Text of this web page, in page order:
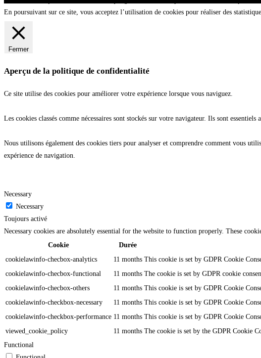
En poursuivant sur ce site, vous acceptez l’utilisation de cookies pour réaliser des
Fermer
Aperçu de la politique de confidentialité
Ce site utilise des cookies pour améliorer votre expérience lorsque vous naviguez.
Les cookies classés comme nécessaires sont stockés sur votre navigateur. Ils sont
Nous utilisons également des cookies tiers pour analyser et comprendre comment vous
expérience de navigation.
Necessary
Necessary
Toujours activé
Necessary cookies are absolutely essential for the website to function properly. These
Cookie
Durée
cookielawinfo-checbox-analytics
11 months This cookie is set by GDPR Cookie
cookielawinfo-checbox-functional
11 months The cookie is set by GDPR cookie
cookielawinfo-checbox-others
11 months This cookie is set by GDPR Cookie
cookielawinfo-checkbox-necessary
11 months This cookie is set by GDPR Cookie
cookielawinfo-checkbox-performance 11 months This cookie is set by GDPR Cookie
viewed_cookie_policy
11 months The cookie is set by the GDPR Cookie
Functional